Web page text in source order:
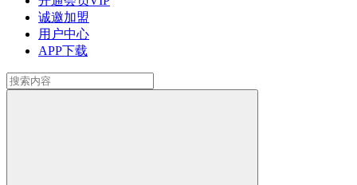
诚邀加盟
用户中心
APP下载